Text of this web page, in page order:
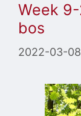
Week
bos
2022-03-08